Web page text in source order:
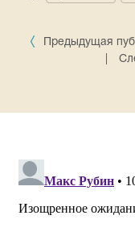
Предыдущая